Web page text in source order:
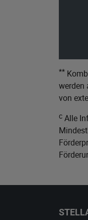
**
werden
von
c Alle